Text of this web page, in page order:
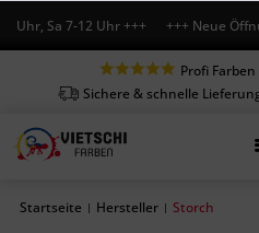
Uhr, Sa 7-12 Uhr +++ +++ Neue
Profi
Sichere & schnelle
Startseite | Hersteller | Storch